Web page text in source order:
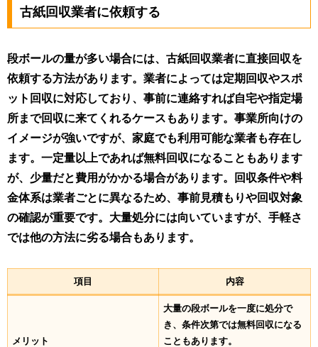
古紙回収業者に依頼する
段ボールの量が多い場合には、古紙回収業者に直接回収を
依頼する方法があります。業者によっては定期回収やスポ
ット回収に対応しており、事前に連絡すれば自宅や指定場
所まで回収に来てくれるケースもあります。事業所向けの
イメージが強いですが、家庭でも利用可能な業者も存在し
ます。一定量以上であれば無料回収になることもあります
が、少量だと費用がかかる場合があります。回収条件や料
金体系は業者ごとに異なるため、事前見積もりや回収対象
の確認が重要です。大量処分には向いていますが、手軽さ
では他の方法に劣る場合もあります。
項目 内容
メリット
大量の段ボールを一度に処分で
き、条件次第では無料回収になる
こともあります。